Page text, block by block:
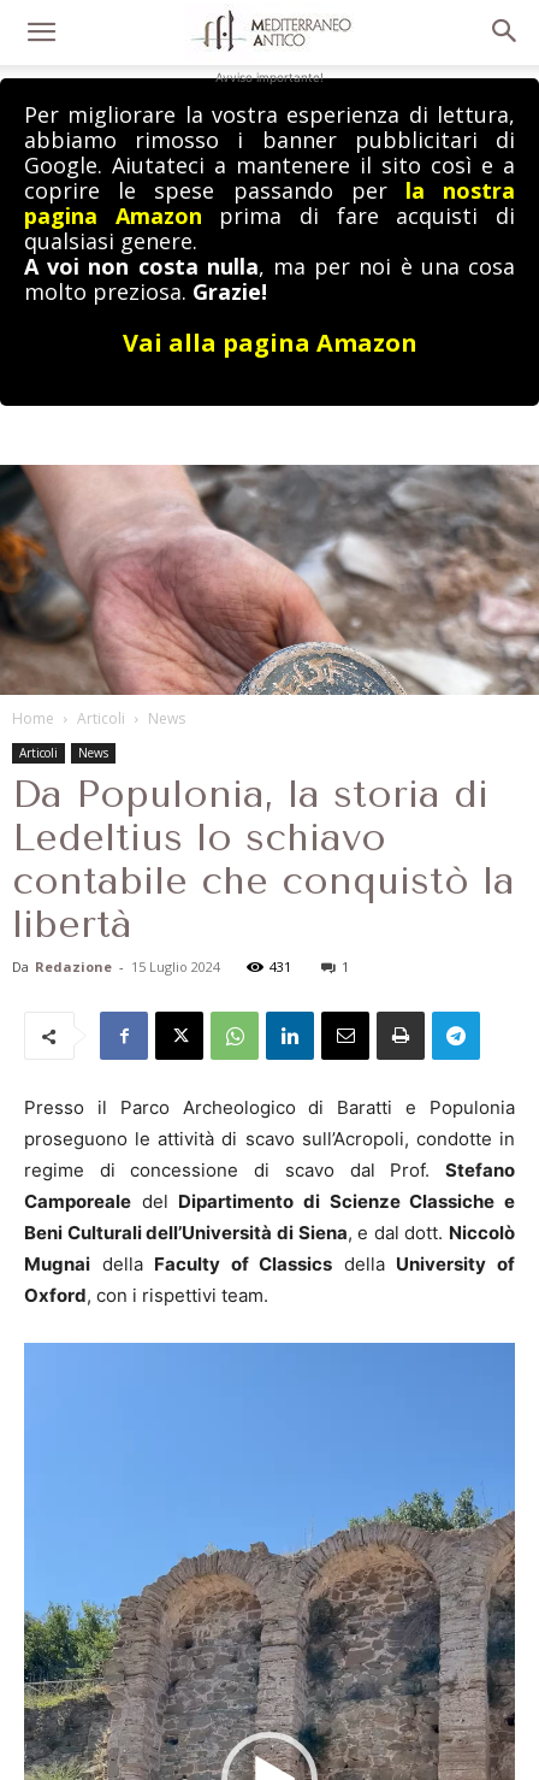
Avviso importante!
Per migliorare la vostra esperienza di lettura,
abbiamo rimosso i banner pubblicitari di
Google. Aiutateci a mantenere il sito così e a
coprire le spese passando per la nostra
pagina Amazon prima di fare acquisti di
qualsiasi genere.
A voi non costa nulla, ma per noi è una cosa
molto preziosa. Grazie!
Vai alla pagina Amazon
Home Articoli News
Articoli News
Da Populonia, la storia di
Ledeltius lo schiavo
contabile che conquistò la
libertà
Da Redazione - 15 Luglio 2024 431 1
Presso il Parco Archeologico di Baratti e Populonia
proseguono le attività di scavo sull’Acropoli, condotte in
regime di concessione di scavo dal Prof. Stefano
Camporeale del Dipartimento di Scienze Classiche e
Beni Culturali dell’Università di Siena, e dal dott. Niccolò
Mugnai della Faculty of Classics della University of
Oxford, con i rispettivi team.